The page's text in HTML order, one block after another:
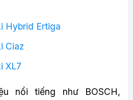
Hybrid Ertiga
Ciaz
XL7
nổi tiếng như BOSCH,